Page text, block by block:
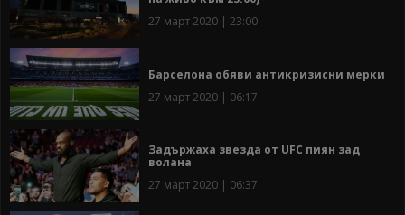
27 март 2020 | 23:00
Барселона обяви антикризисни мерки
27 март 2020 | 06:17
Задържаха звезда от UFC пиян зад
волана
27 март 2020 | 06:37